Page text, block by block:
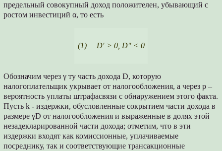
предельный совокупный доход положителен, убывающий с
ростом инвестиций α, то есть
(1) D′ > 0, D″ < 0
Обозначим через γ ту часть дохода D, которую
налогоплательщик укрывает от налогообложения, а через p –
вероятность уплаты штрафасвязи с обнаружением этого факта.
Пусть k - издержки, обусловленные сокрытием части дохода в
размере γD от налогообложения и выраженные в долях этой
незадекларированной части дохода; отметим, что в эти
издержки входят как комиссионные, уплачиваемые
посреднику, так и соответствующие трансакционные